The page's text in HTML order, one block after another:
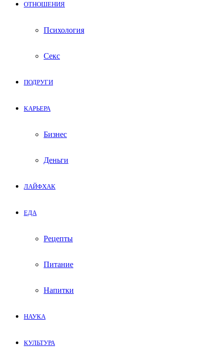
ОТНОШЕНИЯ
Психология
Секс
ПОДРУГИ
КАРЬЕРА
Бизнес
Деньги
ЛАЙФХАК
ЕДА
Рецепты
Питание
Напитки
НАУКА
КУЛЬТУРА